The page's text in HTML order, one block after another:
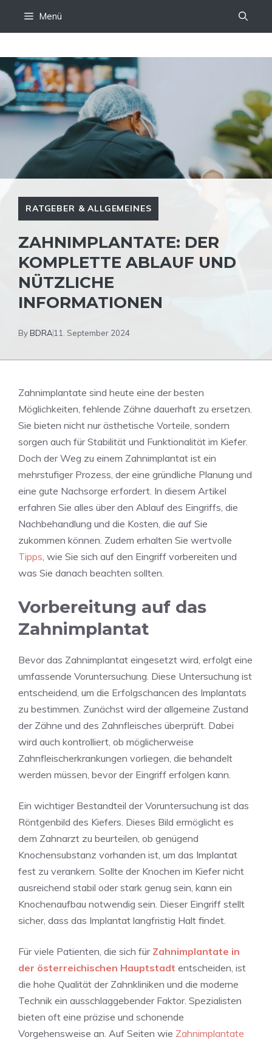
Menü
RATGEBER & ALLGEMEINES
ZAHNIMPLANTATE: DER
KOMPLETTE ABLAUF UND
NÜTZLICHE
INFORMATIONEN
By BDRA 11. September 2024
Zahnimplantate sind heute eine der besten
Möglichkeiten, fehlende Zähne dauerhaft zu ersetzen.
Sie bieten nicht nur ästhetische Vorteile, sondern
sorgen auch für Stabilität und Funktionalität im Kiefer.
Doch der Weg zu einem Zahnimplantat ist ein
mehrstufiger Prozess, der eine gründliche Planung und
eine gute Nachsorge erfordert. In diesem Artikel
erfahren Sie alles über den Ablauf des Eingriffs, die
Nachbehandlung und die Kosten, die auf Sie
zukommen können. Zudem erhalten Sie wertvolle
Tipps, wie Sie sich auf den Eingriff vorbereiten und
was Sie danach beachten sollten.
Vorbereitung auf das
Zahnimplantat
Bevor das Zahnimplantat eingesetzt wird, erfolgt eine
umfassende Voruntersuchung. Diese Untersuchung ist
entscheidend, um die Erfolgschancen des Implantats
zu bestimmen. Zunächst wird der allgemeine Zustand
der Zähne und des Zahnfleisches überprüft. Dabei
wird auch kontrolliert, ob möglicherweise
Zahnfleischerkrankungen vorliegen, die behandelt
werden müssen, bevor der Eingriff erfolgen kann.
Ein wichtiger Bestandteil der Voruntersuchung ist das
Röntgenbild des Kiefers. Dieses Bild ermöglicht es
dem Zahnarzt zu beurteilen, ob genügend
Knochensubstanz vorhanden ist, um das Implantat
fest zu verankern. Sollte der Knochen im Kiefer nicht
ausreichend stabil oder stark genug sein, kann ein
Knochenaufbau notwendig sein. Dieser Eingriff stellt
sicher, dass das Implantat langfristig Halt findet.
Für viele Patienten, die sich für Zahnimplantate in
der österreichischen Hauptstadt entscheiden, ist
die hohe Qualität der Zahnkliniken und die moderne
Technik ein ausschlaggebender Faktor. Spezialisten
bieten oft eine präzise und schonende
Vorgehensweise an. Auf Seiten wie Zahnimplantate